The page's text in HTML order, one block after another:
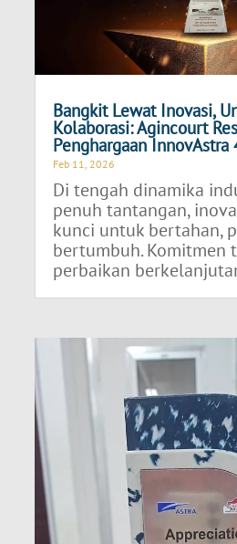
Bangkit Lewat Inovasi,
Kolaborasi: Agincourt
Penghargaan InnovAstra
Feb 11, 2026
Di tengah dinamika
penuh tantangan,
kunci untuk bertahan,
bertumbuh. Komitmen
perbaikan